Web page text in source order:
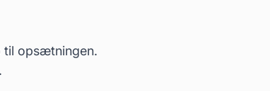
til opsætningen.